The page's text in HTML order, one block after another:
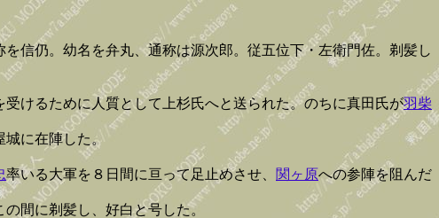
信仍。幼名を弁丸、通称は源次郎。従五位下・左衛門佐。剃髪し
受けるために人質として上杉氏へと送られた。のちに真田氏が羽柴
城に在陣した。
率いる大軍を８日間に亘って足止めさせ、 関ヶ原への参陣を阻んだ
間に剃髪し、好白と号した。